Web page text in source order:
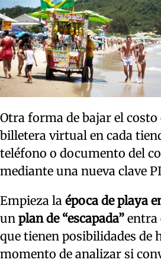
Otra forma de bajar el
billetera virtual en cada
teléfono o documento del
mediante una nueva clave
Empieza la época de playa
un plan de “escapada” entra
que tienen posibilidades de
momento de analizar si